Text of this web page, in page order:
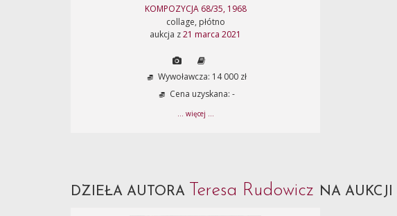
KOMPOZYCJA 68/35, 1968
collage, płótno
aukcja z21 marca 2021
Wywoławcza: 14 000 zł
Cena uzyskana: -
... więcej ...
DZIEŁA AUTORA Teresa Rudowicz NA AUKCJI